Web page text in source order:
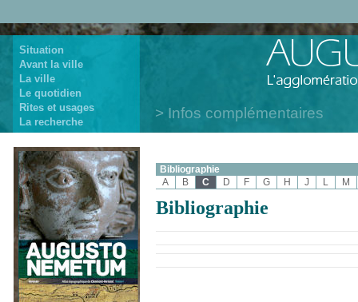
Situation
Avant la ville
La ville
Le quotidien
Rites et usages
La recherche
Infos complémentaires
Bibliographie
A
B C D F G H J L M
Bibliographie